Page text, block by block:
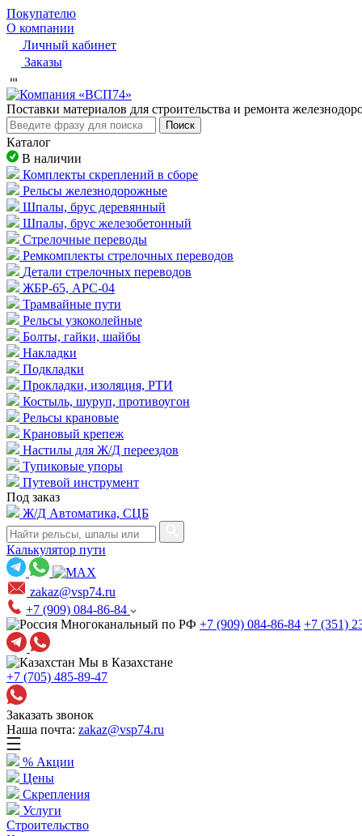
Покупателю
О компании
Личный кабинет
Заказы
Пocтaвки мaтepиaлoв для cтpoитeльcтвa и peмoнтa
Поиск
Каталог
В наличии
Комплекты скреплений в сборе
Рельсы железнодорожные
Шпалы, брус деревянный
Шпалы, брус железобетонный
Стрелочные переводы
Ремкомплекты стрелочных переводов
Детали стрелочных переводов
ЖБР-65, АРС-04
Трамвайные пути
Рельсы узкоколейные
Болты, гайки, шайбы
Накладки
Подкладки
Прокладки, изоляция, РТИ
Костыль, шуруп, противоугон
Рельсы крановые
Крановый крепеж
Настилы для Ж/Д переездов
Тупиковые упоры
Путевой инструмент
Под заказ
Ж/Д Автоматика, СЦБ
Калькулятор пути
zakaz@vsp74.ru
+7 (909) 084-86-84
Многоканальный по РФ +7 (909) 084-86-84 +7 (351)
Мы в Казахстане
+7 (705) 485-89-47
Заказать звонок
Наша почта: zakaz@vsp74.ru
% Акции
Цены
Скрепления
Услуги
Строительство